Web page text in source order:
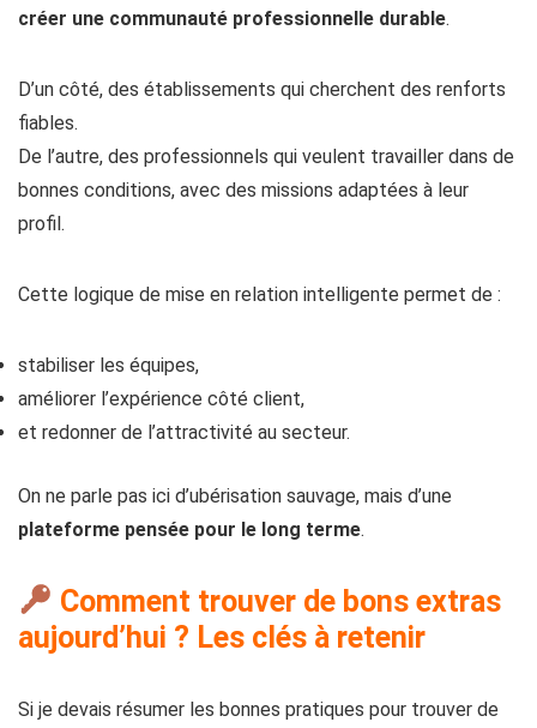
créer une communauté professionnelle durable.
D’un côté, des établissements qui cherchent des renforts
fiables.
De l’autre, des professionnels qui veulent travailler dans de
bonnes conditions, avec des missions adaptées à leur
profil.
Cette logique de mise en relation intelligente permet de :
stabiliser les équipes,
améliorer l’expérience côté client,
et redonner de l’attractivité au secteur.
On ne parle pas ici d’ubérisation sauvage, mais d’une
plateforme pensée pour le long terme.
Comment trouver de bons extras
aujourd’hui ? Les clés à retenir
Si je devais résumer les bonnes pratiques pour trouver de